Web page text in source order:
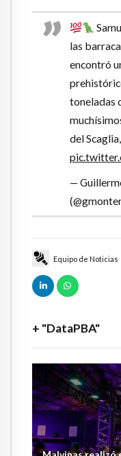
Equipo de Noticias
+ "DataPBA"
las
encontró
toneladas
del
—